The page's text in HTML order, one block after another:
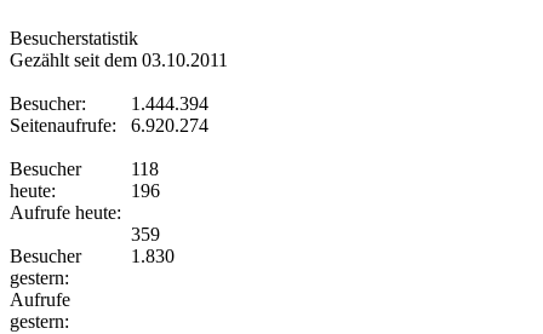
Besucherstatistik
Gezählt seit dem 03.10.2011
Besucher:
Seitenaufrufe:
Besucher
heute:
Aufrufe heute:
Besucher
gestern:
Aufrufe
gestern:
1.444.394
6.920.274
118
196
359
1.830